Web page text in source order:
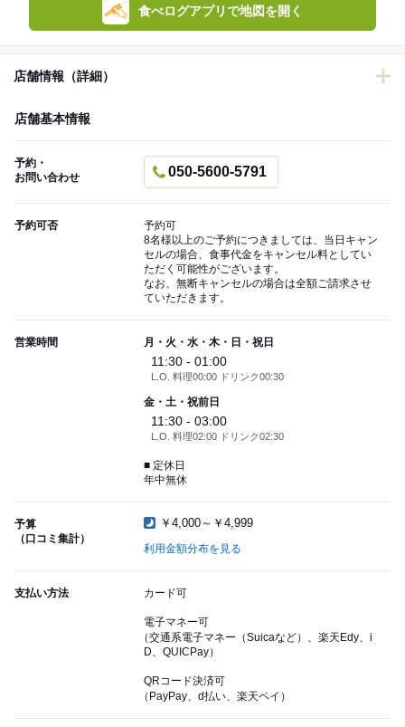
食べログアプリで地図を開く
店舗情報（詳細）
店舗基本情報
予約・
お問い合わせ
050-5600-5791
予約可否
予約可
8名様以上のご予約につきましては、当日キャン
セルの場合、食事代金をキャンセル料としてい
ただく可能性がございます。
なお、無断キャンセルの場合は全額ご請求させ
ていただきます。
営業時間 月・火・水・木・日・祝日
11:30 - 01:00
L.O. 料理00:00 ドリンク00:30
金・土・祝前日
11:30 - 03:00
L.O. 料理02:00 ドリンク02:30
■ 定休日
年中無休
予算
（口コミ集計）
￥4,000～￥4,999
利用金額分布を見る
支払い方法 カード可
電子マネー可
（交通系電子マネー（Suicaなど）、楽天Edy、i
D、QUICPay）
QRコード決済可
（PayPay、d払い、楽天ペイ）